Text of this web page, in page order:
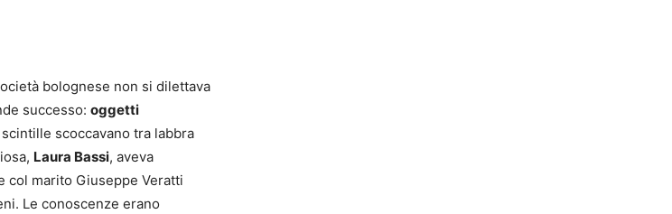
bolognese non si dilettava
successo: oggetti
scoccavano tra labbra
Laura Bassi, aveva
col marito Giuseppe Veratti
Le conoscenze erano